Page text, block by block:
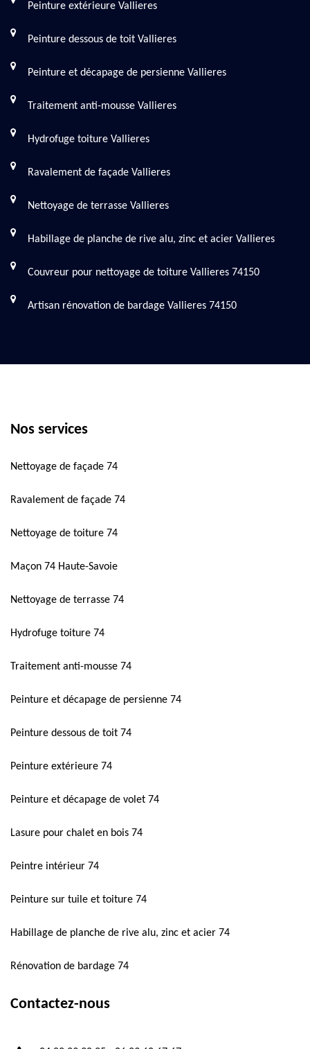
Peinture extérieure Vallieres
Peinture dessous de toit Vallieres
Peinture et décapage de persienne Vallieres
Traitement anti-mousse Vallieres
Hydrofuge toiture Vallieres
Ravalement de façade Vallieres
Nettoyage de terrasse Vallieres
Habillage de planche de rive alu, zinc et acier Vallieres
Couvreur pour nettoyage de toiture Vallieres 74150
Artisan rénovation de bardage Vallieres 74150
Nos services
Nettoyage de façade 74
Ravalement de façade 74
Nettoyage de toiture 74
Maçon 74 Haute-Savoie
Nettoyage de terrasse 74
Hydrofuge toiture 74
Traitement anti-mousse 74
Peinture et décapage de persienne 74
Peinture dessous de toit 74
Peinture extérieure 74
Peinture et décapage de volet 74
Lasure pour chalet en bois 74
Peintre intérieur 74
Peinture sur tuile et toiture 74
Habillage de planche de rive alu, zinc et acier 74
Rénovation de bardage 74
Contactez-nous